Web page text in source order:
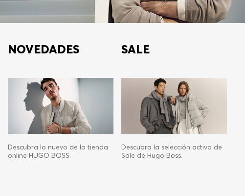
NOVEDADES
Descubra lo nuevo de la tienda
online HUGO BOSS.
SALE
Descubra la selección activa de
Sale de Hugo Boss.